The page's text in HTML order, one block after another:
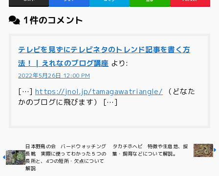
1件のコメント
テレビを見ずにテレビネタのトレンド記事を書く方
法！ | えれなのブログ講座 より:
2022年5月26日 12:00 PM
[…] https://jnol.jp/tamagawatriangle/ （どなた
かのブログに飛びます） […]
日本野鳥の会 バードウォッチング
長靴 実際に使ってわかった５つの
長所と、4つの短所・欠点について
解説
タカチホヘビ 特徴や生息地、採
集・飼育などについて解説。